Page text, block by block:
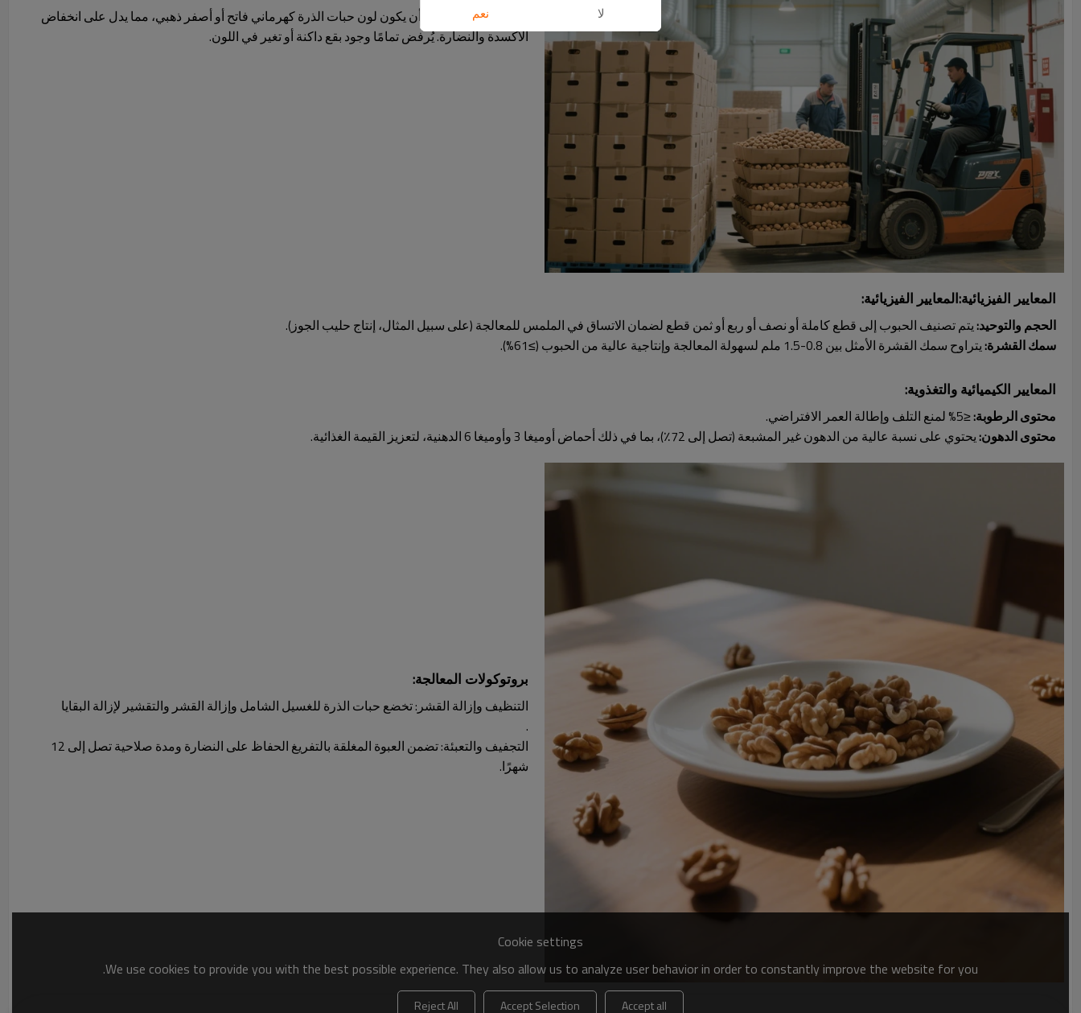
اللون والنضارة: يجب أن يكون لون حبات الذرة كهرماني فاتح أو أصفر ذهبي، مما يدل على انخفاض
الأكسدة والنضارة. يُرفض تمامًا وجود بقع داكنة أو تغير في اللون.
المعايير الفيزيائية:المعايير الفيزيائية:
الحجم والتوحيد:يتم تصنيف الحبوب إلى قطع كاملة أو نصف أو ربع أو ثمن قطع لضمان الاتساق في الملمس للمعالجة (على سبيل المثال، إنتاج حليب الجوز).
سمك القشرة:يتراوح سمك القشرة الأمثل بين 0.8-1.5 ملم لسهولة المعالجة وإنتاجية عالية من الحبوب (≥61%).
المعايير الكيميائية والتغذوية:
محتوى الرطوبة:≤5% لمنع التلف وإطالة العمر الافتراضي.
محتوى الدهون:يحتوي على نسبة عالية من الدهون غير المشبعة (تصل إلى 72٪)، بما في ذلك أحماض أوميغا 3 وأوميغا 6 الدهنية، لتعزيز القيمة الغذائية.
بروتوكولات المعالجة:
التنظيف وإزالة القشر: تخضع حبات الذرة للغسيل الشامل وإزالة القشر والتقشير لإزالة البقايا
.
التجفيف والتعبئة: تضمن العبوة المغلقة بالتفريغ الحفاظ على النضارة ومدة صلاحية تصل إلى 12
شهرًا.
من خلال الالتزام بهذه المعايير، فإننا نقدم حبات مثالية لحليب الجوز والوجبات الخفيفة والمخبوزات، مع تحقيق التوازن بين المذاق والتغذية والسلامة.
Cookie settings
We use cookies to provide you with the best possible experience. They also allow us to analyze user behavior in order to constantly improve the website for you.
Accept all
Accept Selection
Reject All
لا نعم